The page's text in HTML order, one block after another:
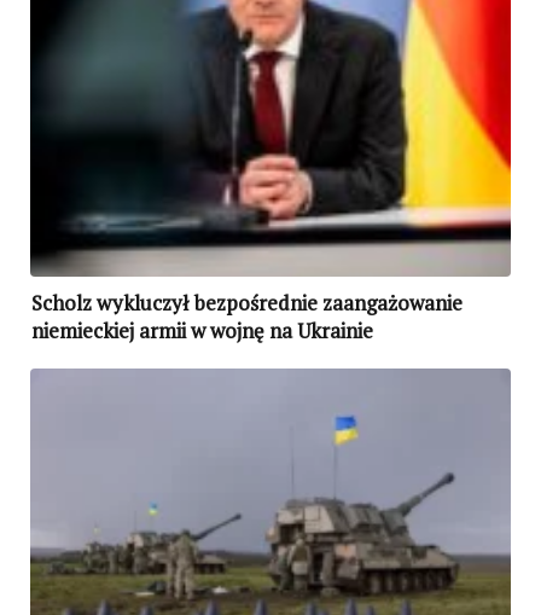
Scholz wykluczył bezpośrednie zaangażowanie
niemieckiej armii w wojnę na Ukrainie